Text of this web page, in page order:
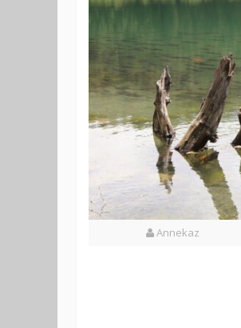
Annekaz